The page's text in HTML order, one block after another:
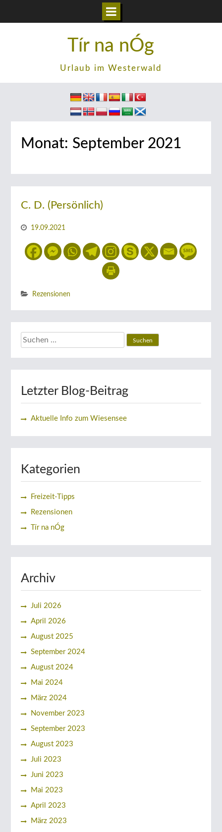
Tír na nÓg
Urlaub im Westerwald
Monat: September 2021
C. D. (Persönlich)
19.09.2021
Rezensionen
Suchen
Letzter Blog-Beitrag
Aktuelle Info zum Wiesensee
Kategorien
Freizeit-Tipps
Rezensionen
Tír na nÓg
Archiv
Juli 2026
April 2026
August 2025
September 2024
August 2024
Mai 2024
März 2024
November 2023
September 2023
August 2023
Juli 2023
Juni 2023
Mai 2023
April 2023
März 2023